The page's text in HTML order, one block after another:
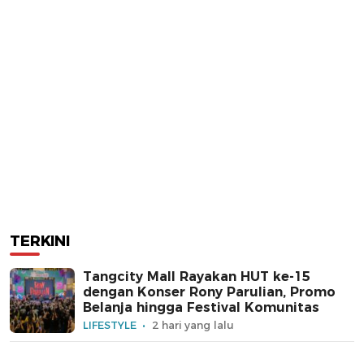
TERKINI
Tangcity Mall Rayakan HUT ke-15
dengan Konser Rony Parulian, Promo
Belanja hingga Festival Komunitas
LIFESTYLE 2 hari yang lalu